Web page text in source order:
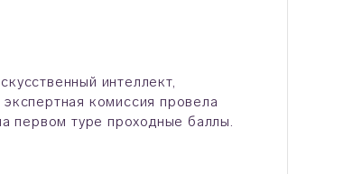
интеллект,
комиссия провела
первом туре проходные баллы.